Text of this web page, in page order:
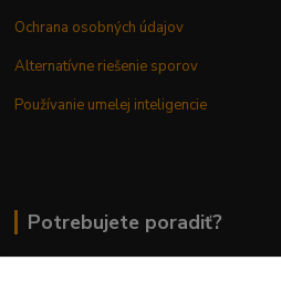
Ochrana osobných údajov
Alternatívne riešenie sporov
Používanie umelej inteligencie
Potrebujete poradiť?